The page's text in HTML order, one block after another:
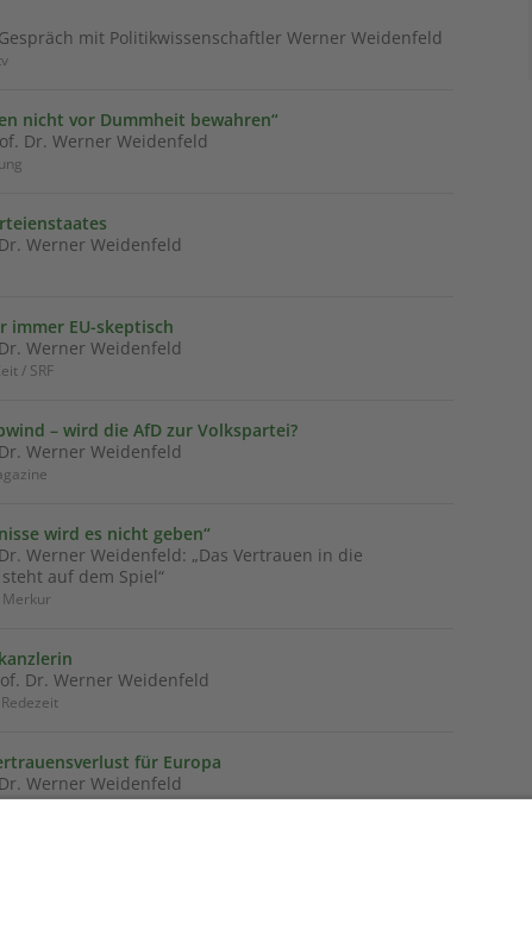
mit Politikwissenschaftler Werner Weidenfeld
nicht vor Dummheit bewahren“
Dr. Werner Weidenfeld
Werner Weidenfeld
immer EU-skeptisch
Werner Weidenfeld
/ SRF
– wird die AfD zur Volkspartei?
Werner Weidenfeld
wird es nicht geben“
Werner Weidenfeld: „Das Vertrauen in die
auf dem Spiel“
Merkur
Dr. Werner Weidenfeld
für Europa
Werner Weidenfeld